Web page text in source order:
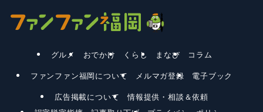
グルメ おでかけ くらし まなび コラム
ファンファン福岡について メルマガ登録 電子ブック
広告掲載について
情報提供・相談＆依頼